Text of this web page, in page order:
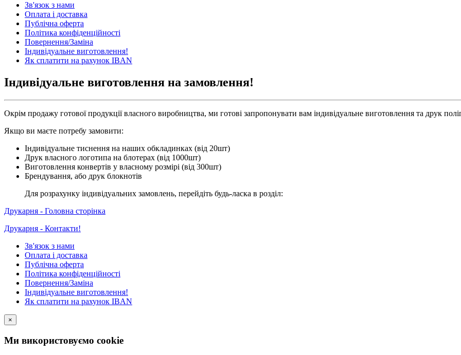
Зв'язок з нами
Оплата і доставка
Публічна оферта
Політика конфіденційності
Повернення/Заміна
Індивідуальне виготовлення!
Як сплатити на рахунок IBAN
Індивідуальне виготовлення на замовлення!
Окрім продажу готової продукції власного виробництва, ми готові запропонувати вам індивідуальне виготовлення та друк
Якщо ви маєте потребу замовити:
Індивідуальне тиснення на наших обкладинках (від 20шт)
Друк власного логотипа на блотерах (від 1000шт)
Виготовлення конвертів у власному розмірі (від 300шт)
Брендування, або друк блокнотів
Для розрахунку індивідуальних замовлень, перейдіть будь-ласка в розділ:
Друкарня - Головна сторінка
Друкарня - Контакти!
Зв'язок з нами
Оплата і доставка
Публічна оферта
Політика конфіденційності
Повернення/Заміна
Індивідуальне виготовлення!
Як сплатити на рахунок IBAN
×
Ми використовуємо cookie